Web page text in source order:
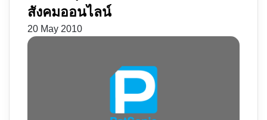
สังคมออนไลน์
20 May 2010